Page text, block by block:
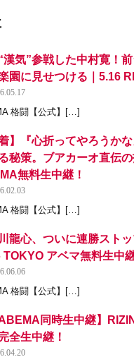
漢気”参戦した中村寛！
園に見せつける｜5.16
格闘【公式】[…]
着】『心折ってやろうか
秘策。ブアカーオ直伝
無料生中継！
格闘【公式】[…]
龍心、ついに連勝スト
TOKYO アベマ無料生中
格闘【公式】[…]
同時生中継】
全生中継！